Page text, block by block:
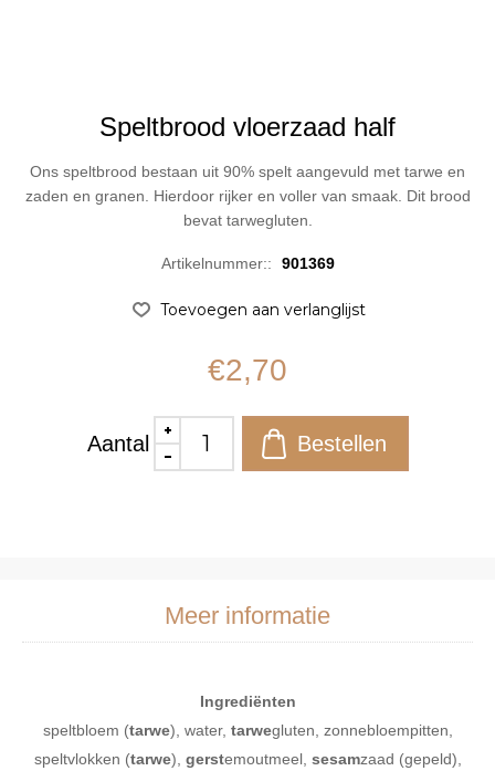
Speltbrood vloerzaad half
Ons speltbrood bestaan uit 90% spelt aangevuld met tarwe en
zaden en granen. Hierdoor rijker en voller van smaak. Dit brood
bevat tarwegluten.
Artikelnummer:: 901369
€2,70
Aantal
Meer informatie
Ingrediënten
speltbloem (tarwe), water, tarwegluten, zonnebloempitten,
speltvlokken (tarwe), gerstemoutmeel, sesamzaad (gepeld),